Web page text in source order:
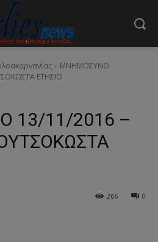
ΜΝΗΜΟΣΥΝΟ
ΕΤΗΣΙΟ
13/11/2016 –
0
266